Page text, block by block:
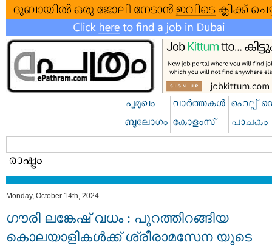
Monday, October 14th, 2024
ഗൗരി ലങ്കേഷ് വധം : പുറത്തിറങ്ങിയ
കൊലയാളികള്‍ക്ക് ശ്രീരാമസേന യുടെ